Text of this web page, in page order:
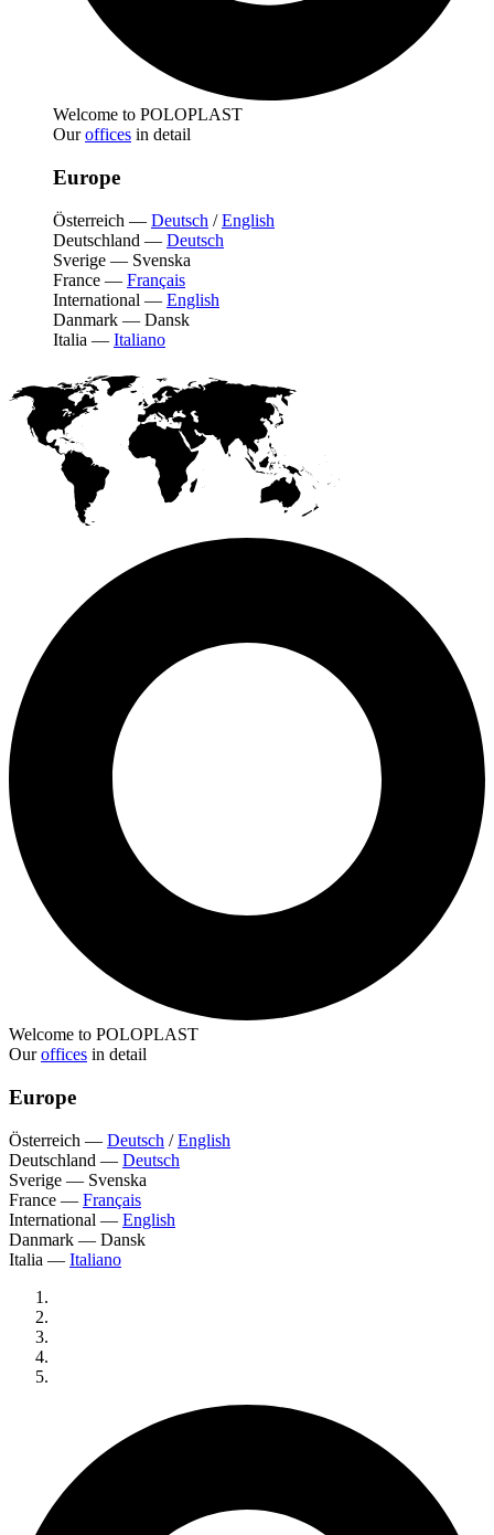
Welcome to POLOPLAST
Ouroffices in detail
Europe
Österreich — Deutsch /English
Deutschland — Deutsch
Sverige — Svenska
France — Français
International — English
Danmark — Dansk
Italia — Italiano
Welcome to POLOPLAST
Ouroffices in detail
Europe
Österreich — Deutsch /English
Deutschland — Deutsch
Sverige — Svenska
France — Français
International — English
Danmark — Dansk
Italia — Italiano